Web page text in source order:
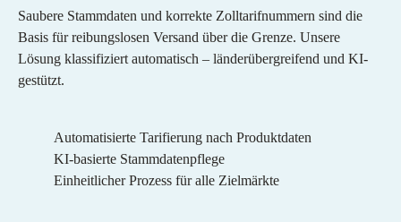
Saubere Stammdaten und korrekte Zolltarifnummern sind die
Basis für reibungslosen Versand über die Grenze. Unsere
Lösung klassifiziert automatisch – länderübergreifend und KI-
gestützt.
Automatisierte Tarifierung nach Produktdaten
KI-basierte Stammdatenpflege
Einheitlicher Prozess für alle Zielmärkte